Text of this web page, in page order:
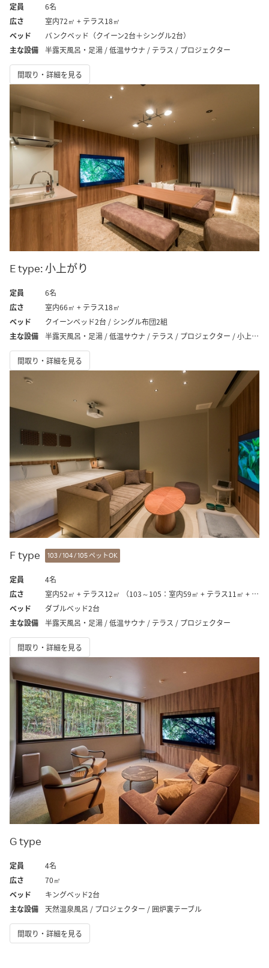
定員
6名
広さ
室内72㎡ + テラス18㎡
ベッド
バンクベッド（クイーン2台＋シングル2台）
主な設備
半露天風呂・足湯 / 低温サウナ / テラス / プロジェクター
間取り・詳細を見る
E type: 小上がり
定員
6名
広さ
室内66㎡ + テラス18㎡
ベッド
クイーンベッド2台 / シングル布団2組
主な設備
半露天風呂・足湯 / 低温サウナ / テラス / プロジェクター / 小上がり
間取り・詳細を見る
F type 103 / 104 / 105 ペットOK
定員
4名
広さ
室内52㎡ + テラス12㎡ （103～105：室内59㎡ + テラス11㎡ + ドッグラン25㎡）
ベッド
ダブルベッド2台
主な設備
半露天風呂・足湯 / 低温サウナ / テラス / プロジェクター
間取り・詳細を見る
G type
定員
4名
広さ
70㎡
ベッド
キングベッド2台
主な設備
天然温泉風呂 / プロジェクター / 囲炉裏テーブル
間取り・詳細を見る